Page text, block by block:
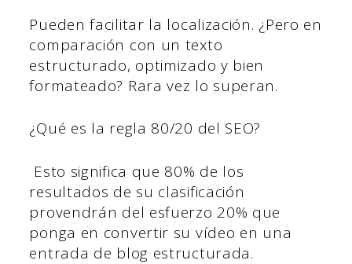
Pueden facilitar la localización. ¿Pero en
comparación con un texto
estructurado, optimizado y bien
formateado? Rara vez lo superan.
¿Qué es la regla 80/20 del SEO?
Esto significa que 80% de los
resultados de su clasificación
provendrán del esfuerzo 20% que
ponga en convertir su vídeo en una
entrada de blog estructurada.